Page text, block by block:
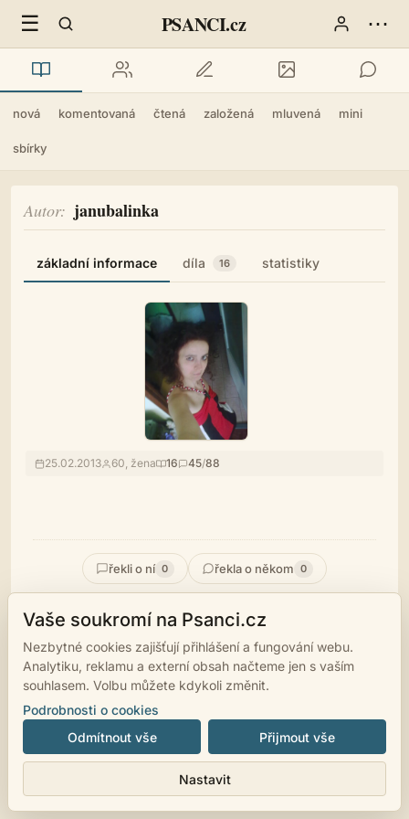
☰ PSANCI.cz ⋯
nová komentovaná čtená založená mluvená mini
sbírky
Autor janubalinka
základní informace díla 16 statistiky
25.02.2013 60, žena 16 45/88
řekli o ní 0 řekla o někom 0
© 2007 - 2026 psanci.cz•Nastavení cookies•Facebook
Vaše soukromí na Psanci.cz
Nezbytné cookies zajišťují přihlášení a fungování webu.
Analytiku, reklamu a externí obsah načteme jen s vaším
souhlasem. Volbu můžete kdykoli změnit.
Podrobnosti o cookies
Odmítnout vše
Nastavit
Přijmout vše